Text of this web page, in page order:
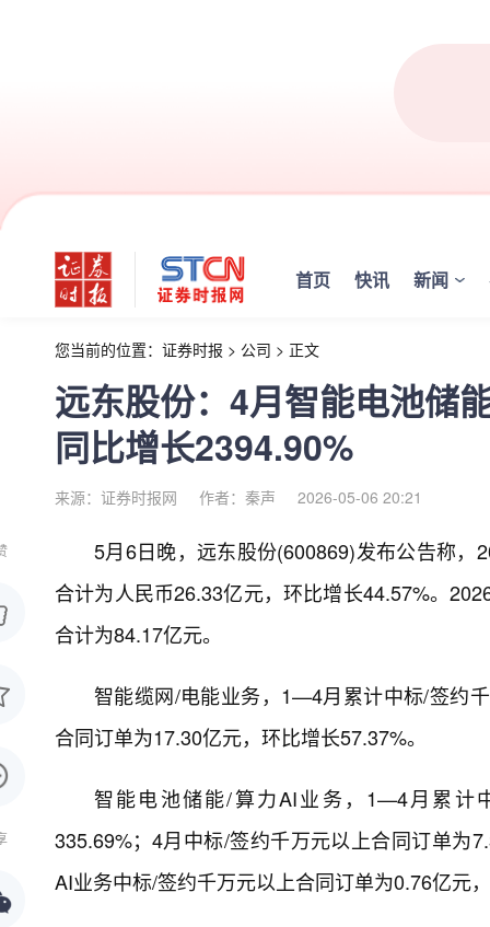
首页 快讯 新闻
您当前的位置： 证券时报 > 公司 > 正文
远东股份：4月智能电池储
同比增长2394.90%
来源：证券时报网 作者：秦声 2026-05-06 20:21
5月6日晚，远东股份(600869)发布公告称
合计为人民币26.33亿元，环比增长44.57%。
合计为84.17亿元。
智能缆网/电能业务，1—4月累计中标/签约
合同订单为17.30亿元，环比增长57.37%。
智能电池储能/算力AI业务，1—4月累计
335.69%；4月中标/签约千万元以上合同订单为
AI业务中标/签约千万元以上合同订单为0.76亿元